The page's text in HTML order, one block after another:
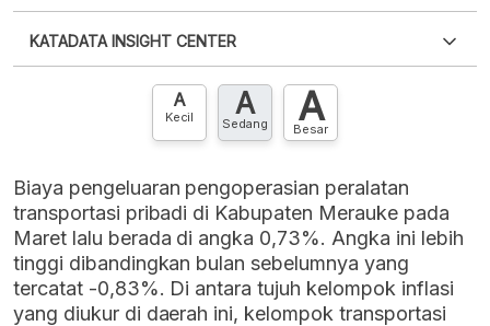
XLS
punya akun?Silakan Daftar sekarang
KATADATA INSIGHT CENTER
Hubungi sekarang »
A
Kecil A
Sedang A
Besar
Biaya pengeluaran pengoperasian peralatan
transportasi pribadi di Kabupaten Merauke pada
Maret lalu berada di angka 0,73%. Angka ini lebih
tinggi dibandingkan bulan sebelumnya yang
tercatat -0,83%. Di antara tujuh kelompok inflasi
yang diukur di daerah ini, kelompok transportasi